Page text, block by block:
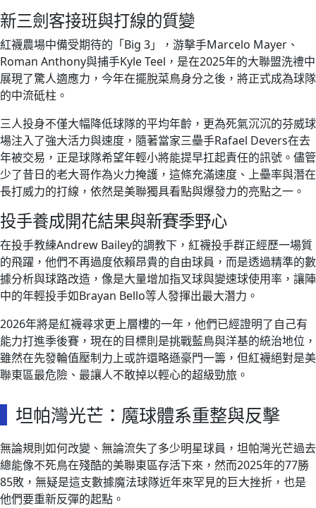
新三劍客接班與打線的質變
紅襪農場中備受期待的「Big 3」，游擊手Marcelo Mayer、
Roman Anthony與捕手Kyle Teel，是在2025年的大聯盟洗禮中
展現了驚人適應力，今年在擺脫菜鳥身分之後，將正式成為球隊
的中流砥柱。
三人投身不僅大幅降低球隊的平均年齡，更為死氣沉沉的芬威球
場注入了強大活力與速度，隨著當家三壘手Rafael Devers在去
年被交易，正是球隊希望年輕小將能提早扛起責任的訊號。儘管
少了昔日的老大哥作為火力掩護，這條充滿速度、上壘率與潛在
長打威力的打線，依然是美聯獨具看點與爆發力的亮點之一。
投手養成開花結果與新賽季野心
在投手教練Andrew Bailey的調教下，紅襪投手群正經歷一場質
的飛躍，他們不再過度依賴昂貴的自由球員，而是透過精準的數
據分析與球路改造，像是大量增加指叉球與變速球使用率，讓陣
中的年輕投手如Brayan Bello等人發揮出最大潛力。
2026年將是紅襪尋求更上層樓的一年，他們已經證明了自己有
能力打進季後賽，現在的目標則是挑戰藍鳥與洋基的統治地位，
雖然在先發輪值壓制力上或許還略遜豪門一籌，但紅襪絕對是美
聯東區最危險、最讓人不敢掉以輕心的超級勁旅。
坦帕灣光芒：魔球體系重整與反擊
無論規則如何改變、無論流失了多少明星球員，坦帕灣光芒過去
總能像不死鳥在殘酷的美聯東區存活下來，然而2025年的77勝
85敗，無疑是這支數據魔法球隊近年來罕見的巨大挫折，也是
他們要重新反彈的起點。